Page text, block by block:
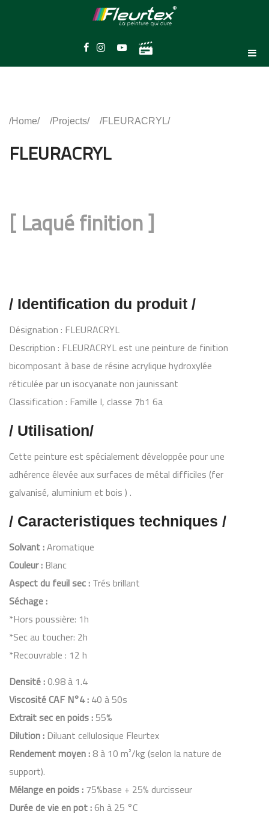
Home Projects FLEURACRYL
FLEURACRYL
[ Laqué finition]
/ Identification du produit /
Désignation : FLEURACRYL
Description : FLEURACRYL est une peinture de finition
bicomposant à base de résine acrylique hydroxylée
réticulée par un isocyanate non jaunissant
Classification : Famille I, classe 7b1 6a
/ Utilisation/
Cette peinture est spécialement développée pour une
adhérence élevée aux surfaces de métal difficiles (fer
galvanisé, aluminium et bois ) .
/ Caracteristiques techniques /
Solvant :Aromatique
Couleur : Blanc
Aspect du feuil sec : Trés brillant
Séchage :
*Hors poussière: 1h
*Sec au toucher: 2h
*Recouvrable : 12 h
Densité :0.98 à 1.4
Viscosité CAF N°4 : 40 à 50s
Extrait sec en poids : 55%
Dilution : Diluant cellulosique Fleurtex
Rendement moyen : 8 à 10 m²/kg (selon la nature de
support).
Mélange en poids : 75%base + 25% durcisseur
Durée de vie en pot :6h à 25 °C